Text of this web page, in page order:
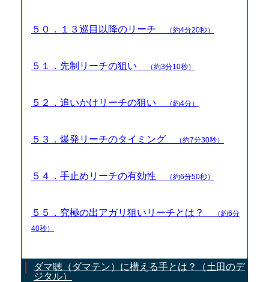
５０．１３巡目以降のリーチ （約4分20秒）
５１．先制リーチの狙い （約3分10秒）
５２．追いかけリーチの狙い （約4分）
５３．爆発リーチのタイミング （約7分30秒）
５４．手止めリーチの有効性 （約6分50秒）
５５．究極の出アガリ狙いリーチとは？
（約6分
40秒）
ダマ聴（ダマテン）に構える手とは？（土田のデ
ジタル）